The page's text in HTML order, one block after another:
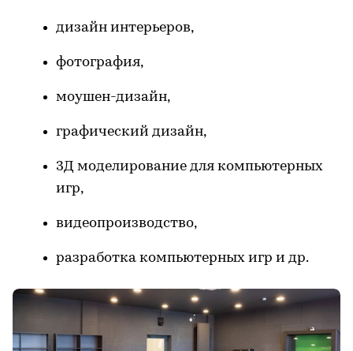
дизайн интерьеров,
фотография,
моушен-дизайн,
графический дизайн,
3Д моделирование для компьютерных
игр,
видеопроизводство,
разработка компьютерных игр и др.